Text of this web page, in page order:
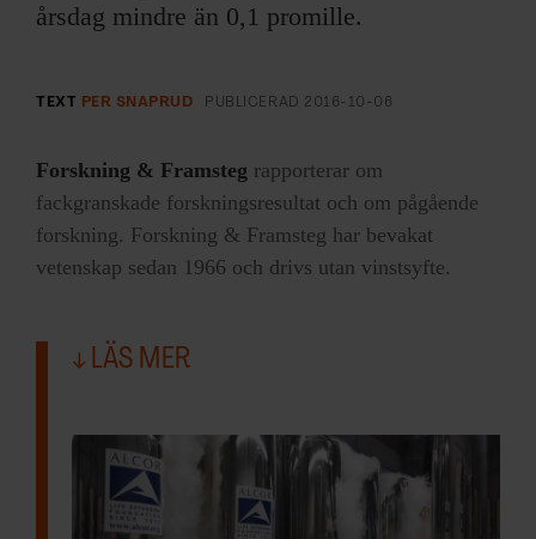
årsdag mindre än 0,1 promille.
TEXT PER SNAPRUD PUBLICERAD 2016-10-06
Forskning & Framsteg rapporterar om
fackgranskade forskningsresultat och om pågående
forskning. Forskning & Framsteg har bevakat
vetenskap sedan 1966 och drivs utan vinstsyfte.
LÄS MER